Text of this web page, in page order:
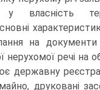
власність
на
нерухомої речі на
державну
друковані